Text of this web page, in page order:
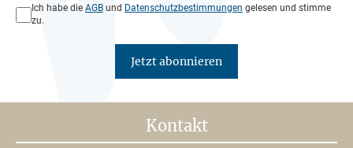
Datenschutz*
Ich habe die AGB und Datenschutzbestimmungen gelesen und stimme
zu.
Jetzt abonnieren
Kontakt